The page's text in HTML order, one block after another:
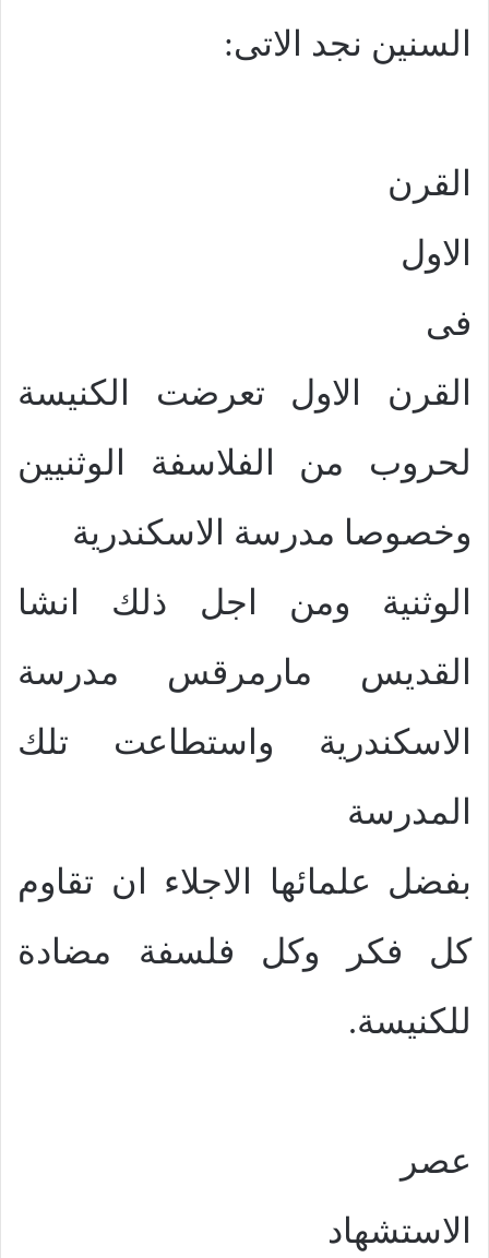
السنين نجد الاتى:
القرن
الاول
فى
القرن الاول تعرضت الكنيسة
لحروب من الفلاسفة الوثنيين
وخصوصا مدرسة الاسكندرية
الوثنية ومن اجل ذلك انشا
القديس مارمرقس مدرسة
الاسكندرية واستطاعت تلك
المدرسة
بفضل علمائها الاجلاء ان تقاوم
كل فكر وكل فلسفة مضادة
للكنيسة.
عصر
الاستشهاد